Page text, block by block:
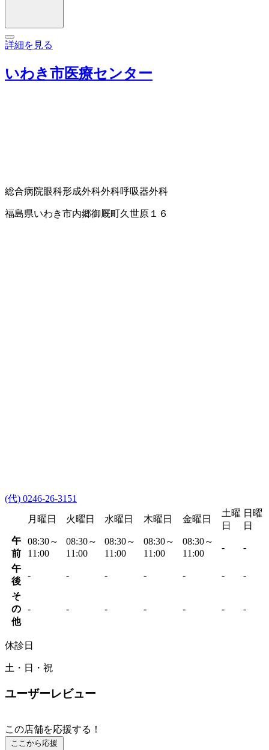
詳細を見る
いわき市医療センター
総合病院眼科形成外科外科呼吸器外科
福島県いわき市内郷御厩町久世原１６
(代) 0246-26-3151
月曜日
火曜日 水曜日 木曜日 金曜日
土曜
日
日曜
日
午
前
08:30～
11:00
08:30～
11:00
08:30～
11:00
08:30～
11:00
08:30～
11:00
- -
午
後
- - - - - - -
そ
の
他
- - - - - - -
休診日
土・日・祝
ユーザーレビュー
この店舗を応援する！
ここから応援